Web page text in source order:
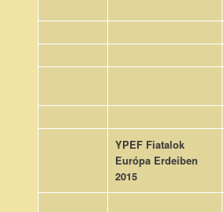
YPEF Fiatalok
Európa Erdeiben
2015